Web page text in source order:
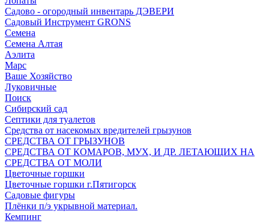
Садово - огородный инвентарь ДЭВЕРИ
Садовый Инструмент GRONS
Семена
Семена Алтая
Аэлита
Марс
Ваше Хозяйство
Луковичные
Поиск
Сибирский сад
Септики для туалетов
Средства от насекомых вредителей грызунов
СPEДСТВА ОТ ГРЫЗУНОВ
СРЕДСТВА ОТ КОМАРОВ, МУХ, И ДР. ЛЕТАЮЩИХ НА
СРЕДСТВА ОТ МОЛИ
Цветочные горшки
Цветочные горшки г.Пятигорск
Садовые фигуры
Плёнки п/э укрывной материал.
Кемпинг